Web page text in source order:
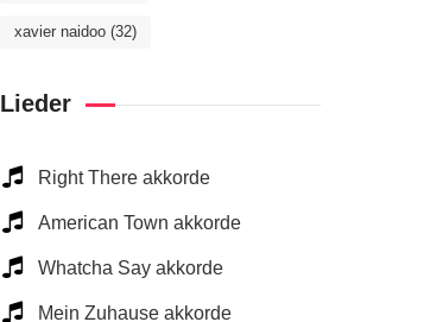
xavier naidoo (32)
Lieder
Right There akkorde
American Town akkorde
Whatcha Say akkorde
Mein Zuhause akkorde